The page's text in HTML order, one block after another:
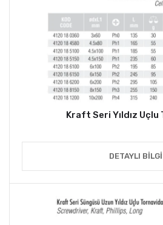
Kraft Seri Yıldız Uçlu
DETAYLI BILGI